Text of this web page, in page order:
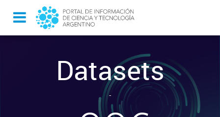
Datasets
-